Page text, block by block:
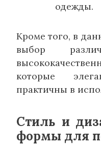
одежды.
Кроме того, в
выбор
которые
практичны в
Стиль и
формы для